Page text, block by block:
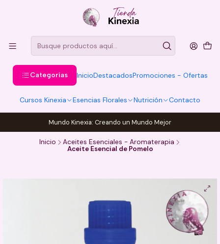
Categorías InicioDestacadosPromociones - Ofertas
Cursos Kinexia Esencias Florales Nutrición Contacto
Mundo Kinexia: Creando un Mundo Mejor
Inicio
Aceites Esenciales - Aromaterapia
Aceite Esencial de Pomelo